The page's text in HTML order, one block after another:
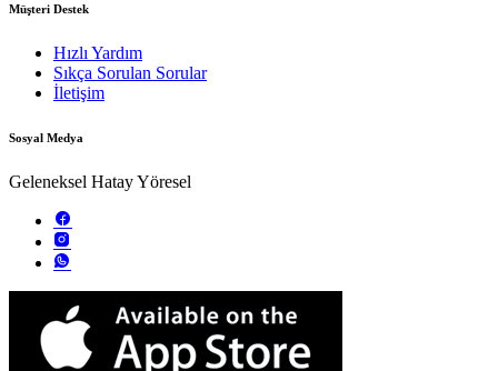
Müşteri Destek
Hızlı Yardım
Sıkça Sorulan Sorular
İletişim
Sosyal Medya
Geleneksel Hatay Yöresel